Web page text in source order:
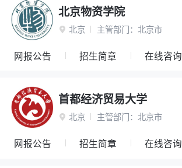
北京物资学院
 北京 主管部门： 北京市
网报公告 招生简章 在线咨询
首都经济贸易大学
 北京 主管部门： 北京市
网报公告 招生简章 在线咨询